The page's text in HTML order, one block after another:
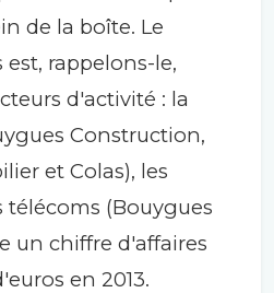
de la boîte. Le
rappelons-le,
d'activité : la
Construction,
et Colas), les
télécoms (Bouygues
un chiffre d'affaires
en 2013.